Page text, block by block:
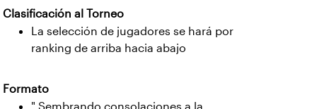
Clasificación al Torneo
La selección de jugadores se hará por
ranking de arriba hacia abajo
Formato
" Sembrando consolaciones a la